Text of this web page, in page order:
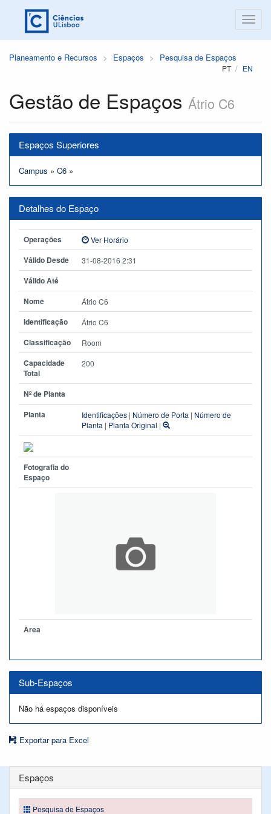
Planeamento e Recursos Espaços Pesquisa de Espaços
PT EN
Gestão de Espaços Átrio C6
Espaços Superiores
Campus » C6 »
Detalhes do Espaço
Operações Ver Horário
Válido Desde 31-08-2016 2:31
Válido Até
Nome
Átrio C6
Identificação Átrio C6
Classificação Room
Capacidade
Total
200
Nº de Planta
Planta
Identificações | Número de Porta | Número de
Planta | Planta Original |
Fotografia do
Espaço
Àrea
Sub-Espaços
Não há espaços disponíveis
Exportar para Excel
Espaços
Pesquisa de Espaços